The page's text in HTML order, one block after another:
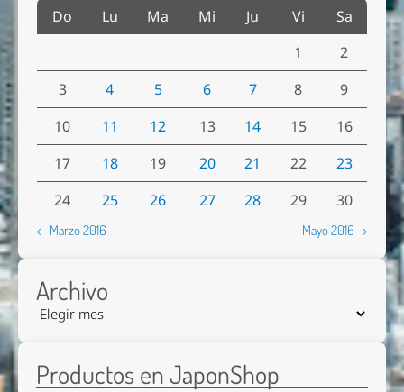
Do Lu Ma Mi Ju Vi
Sa
1
2
3
4 5 6 7 8
9
10
11 12 13 14 15
16
17
18 19 20 21 22
23
24
25 26 27 28 29 30
← Marzo 2016 Mayo 2016 →
Archivo
Productos en JaponShop